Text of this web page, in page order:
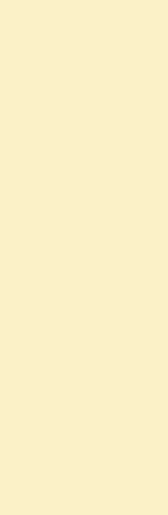
= 0
+ L\ddot Q
\i
T = 2 \pi